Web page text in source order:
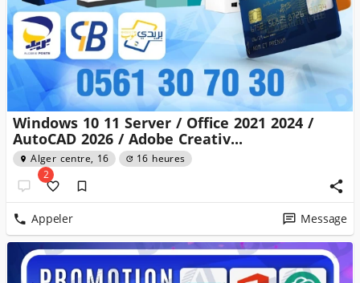
Windows 10 11 Server / Office 2021 2024 /
AutoCAD 2026 / Adobe Creativ...
Alger centre, 16
16 heures
2
Appeler Message